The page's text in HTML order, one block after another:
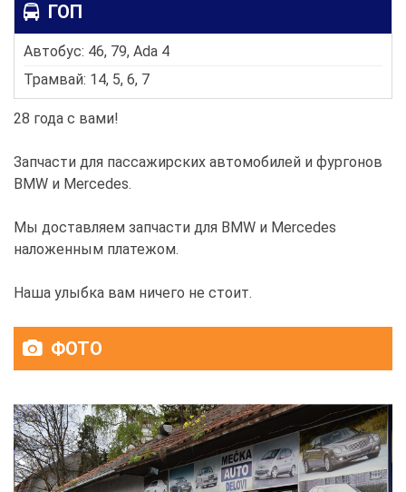
ГОП
Автобус: 46, 79, Ada 4
Трамвай: 14, 5, 6, 7
28 года с вами!
Запчасти для пассажирских автомобилей и фургонов
BMW и Mercedes.
Мы доставляем запчасти для BMW и Mercedes
наложенным платежом.
Наша улыбка вам ничего не стоит.
ФОТО